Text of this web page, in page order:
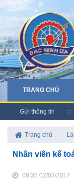
TRANG CHỦ
Gửi thông tin
Trang chủ
Nhân viên kế
08:35 02/03/2017